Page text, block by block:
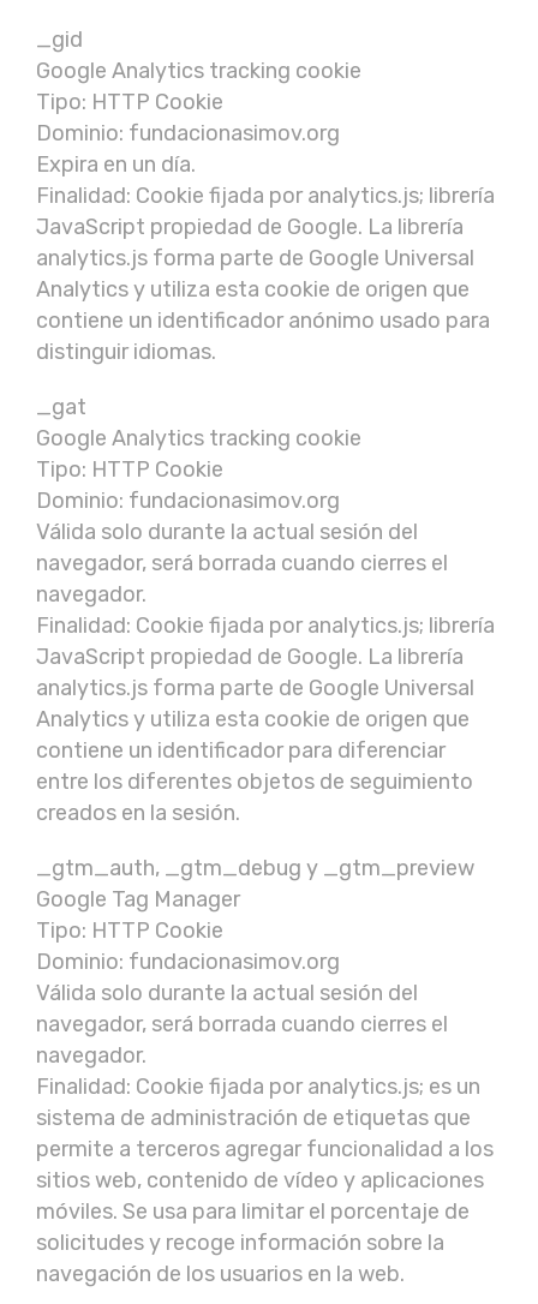
_gid
Google Analytics tracking cookie
Tipo: HTTP Cookie
Dominio: fundacionasimov.org
Expira en un día.
Finalidad: Cookie fijada por analytics.js; librería
JavaScript propiedad de Google. La librería
analytics.js forma parte de Google Universal
Analytics y utiliza esta cookie de origen que
contiene un identificador anónimo usado para
distinguir idiomas.
_gat
Google Analytics tracking cookie
Tipo: HTTP Cookie
Dominio: fundacionasimov.org
Válida solo durante la actual sesión del
navegador, será borrada cuando cierres el
navegador.
Finalidad: Cookie fijada por analytics.js; librería
JavaScript propiedad de Google. La librería
analytics.js forma parte de Google Universal
Analytics y utiliza esta cookie de origen que
contiene un identificador para diferenciar
entre los diferentes objetos de seguimiento
creados en la sesión.
_gtm_auth, _gtm_debug y _gtm_preview
Google Tag Manager
Tipo: HTTP Cookie
Dominio: fundacionasimov.org
Válida solo durante la actual sesión del
navegador, será borrada cuando cierres el
navegador.
Finalidad: Cookie fijada por analytics.js; es un
sistema de administración de etiquetas que
permite a terceros agregar funcionalidad a los
sitios web, contenido de vídeo y aplicaciones
móviles. Se usa para limitar el porcentaje de
solicitudes y recoge información sobre la
navegación de los usuarios en la web.